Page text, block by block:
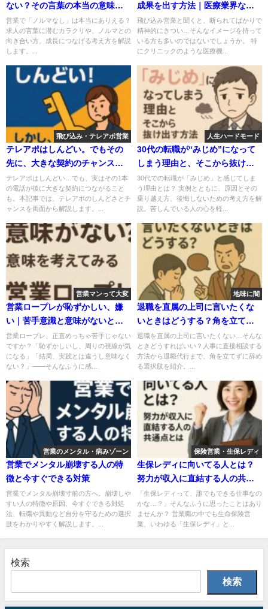
ない？その言葉の本当の意味と
注意点を解説
営業で「ノルマなし」は本当にありえる？
求人の言葉に潜むカラクリや、ノルマとの
向き合い方、成長につなげる考え方を解説
します。...
成果を出す方法｜医療業界なら
ではのマナーと提案術
飛び込み営業と聞くと、断られてばかりで
精神的にきつい…そんなイメージを持って
いる方も多いのではないでしょうか。 特
にクリニックのような医療機...
飛び込み・テレアポ営業
テレアポはしんどい。でもその
先に、大きな契約のチャンスが
ある理由
テレアポはしんどい…でも、実はその1本
の電話が後に大きな契約につながること
も。本記事では、テレアポのしんどさとチ
ャンスを両面から解説します。...
人生ハードモード
30代の転職が“みじめ”になって
しまう理由と、そこから抜け出
す方法
30代での転職が「みじめ」と感じてしま
う理由とは？ 実例とともに、原因とその
乗り越え方、後悔しないための考え方を解
説。苦しんでいる人の心を軽...
営業マンって大変
営業ロープレが恥ずかしい、嫌
い｜苦手意識と意味がないと思
ってしまう気持ちの切り替え方
営業ロープレ、正直めっちゃ苦手じゃない
ですか？「恥ずかしいし、周りの視線が気
になる」「結局、実践とは違うし意味なく
ない？」――そんなふうに感...
地味に闇
退職を直属の上司に言いたくな
いときはどうする？角を立てず
に辞めるための方法と注意点
退職を直属の上司に言いたくない…そんな
ときどうすればいい？人事に直接相談する
方法から退職代行まで、角を立てずに辞め
る選択肢を紹介。...
営業のメンタル・病みゾーン
営業でメンタル崩壊する人の特
徴と今すぐできる対策
営業でメンタル崩壊寸前の方へ。崩壊しや
すい人の特徴や原因、今すぐできる対処
法、転職や異動など自分を守るための選択
肢をわかりやすく解説します。...
保険営業・生保レディ
生保レディに向いてる人とは？
努力が収入に直結する人の共通
点とは
「生保レディって、誰でもできる仕事なの
かな…？」そんなふうに思ったことはあり
ませんか？ 営業職の中でも生命保険営
業、いわゆる「生保レディ」と...
検索
検索